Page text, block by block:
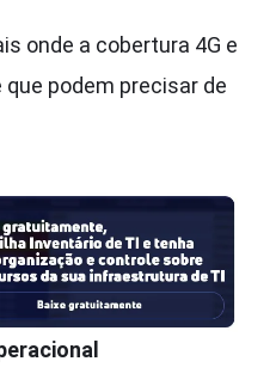
onde a cobertura 4G e
que podem precisar de